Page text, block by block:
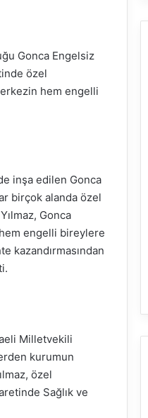
Gonca Engelsiz
özel
hem engelli
inşa edilen Gonca
birçok alanda özel
Gonca
engelli bireylere
kazandırmasından
Milletvekili
kurumun
özel
Sağlık ve